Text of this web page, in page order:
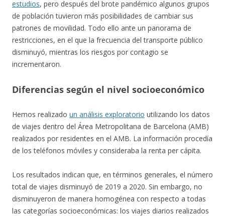
estudios, pero después del brote pandémico algunos grupos
de población tuvieron más posibilidades de cambiar sus
patrones de movilidad. Todo ello ante un panorama de
restricciones, en el que la frecuencia del transporte público
disminuyó, mientras los riesgos por contagio se
incrementaron.
Diferencias según el nivel socioeconómico
Hemos realizado un análisis exploratorio utilizando los datos
de viajes dentro del Área Metropolitana de Barcelona (AMB)
realizados por residentes en el AMB. La información procedía
de los teléfonos móviles y consideraba la renta per cápita.
Los resultados indican que, en términos generales, el número
total de viajes disminuyó de 2019 a 2020. Sin embargo, no
disminuyeron de manera homogénea con respecto a todas
las categorías socioeconómicas: los viajes diarios realizados